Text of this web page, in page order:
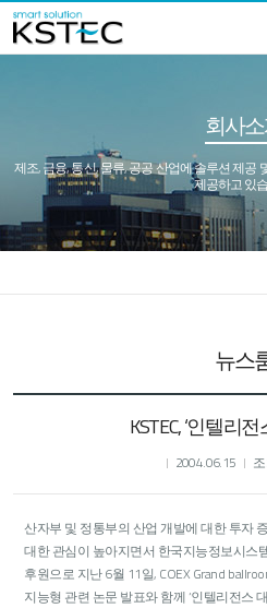
회사
제조, 금융, 통신, 물류, 공공 산업에 솔루션 제공
제공하고 있
뉴스
KSTEC, ‘인텔리
2004.06.15
산자부 및 정통부의 산업 개발에 대한 투자
대한 관심이 높아지면서 한국지능정보시스
후원으로 지난 6월 11일, COEX Grand
지능형 관련 논문 발표와 함께 ‘인텔리전스